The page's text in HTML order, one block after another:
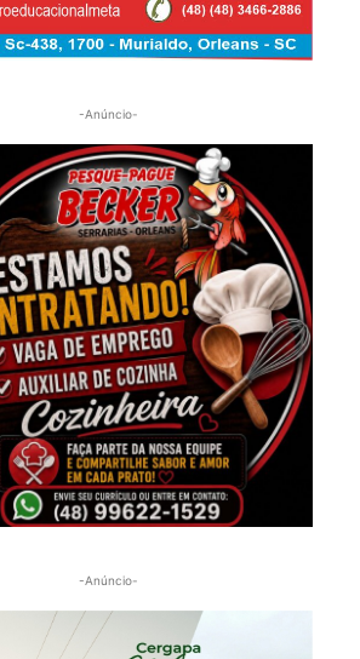
-Anúncio-
-Anúncio-